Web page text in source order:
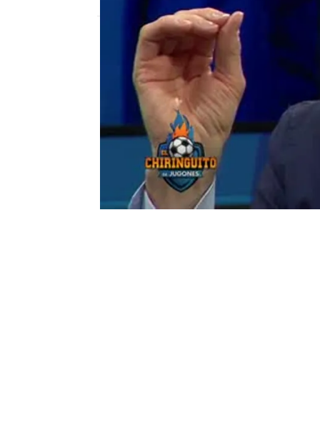
mega
Madrid
Publicado: 20 de marzo de 2018, 02:00
el chiringuito